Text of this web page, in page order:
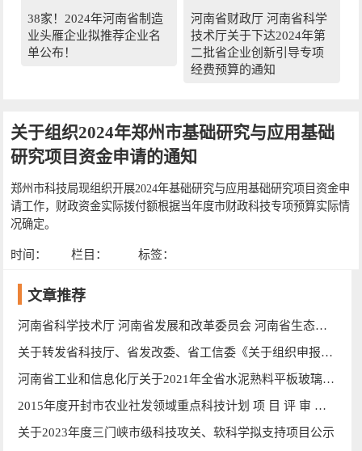
38家！2024年河南省制造
业头雁企业拟推荐企业名
单公布！
河南省财政厅 河南省科学
技术厅关于下达2024年第
二批省企业创新引导专项
经费预算的通知
关于组织2024年郑州市基础研究与应用基础
研究项目资金申请的通知
郑州市科技局现组织开展2024年基础研究与应用基础研究项目资金申
请工作，财政资金实际拨付额根据当年度市财政科技专项预算实际情
况确定。
时间： 栏目： 标签：
文章推荐
河南省科学技术厅 河南省发展和改革委员会 河南省生态环境厅 河南省住房和城乡建设厅 河南省交通运输厅 关于征集河南省绿色低碳先进技术成果的通知_河南科学技术厅
关于转发省科技厅、省发改委、省工信委《关于组织申报2016年度河南省创新龙头企业的通知》的通知
河南省工业和信息化厅关于2021年全省水泥熟料平板玻璃 生产线清单的公示
2015年度开封市农业社发领域重点科技计划 项 目 评 审 结 果 公 示
关于2023年度三门峡市级科技攻关、软科学拟支持项目公示